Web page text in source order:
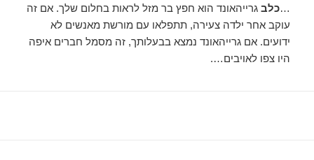
…כלב גרייהאונד הוא חפץ בר מזל לראות בחלום שלך. אם זה
עוקב אחר ילדה צעירה, תתפלאו עם מורשת מאנשים לא
ידועים. אם גרייהאונד נמצא בבעלותך, זה מסמל חברים איפה
היו צפו לאויבים….